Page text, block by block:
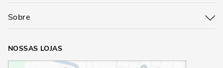
Sobre
NOSSAS LOJAS